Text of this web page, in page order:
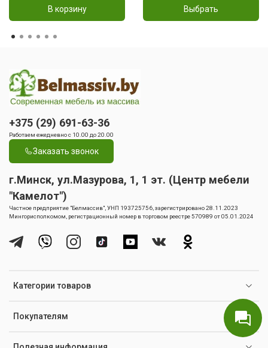
В корзину Выбрать
Категории товаров
Покупателям
+375 (29) 691-63-36
Работаем ежедневно с 10.00 до 20.00
Заказать звонок
г.Минск, ул.Мазурова, 1, 1 эт. (Центр мебели
"Камелот")
Частное предприятие "Белмассив", УНП 193725756, зарегистрировано 28.11.2023
Мингорисполкомом, регистрационный номер в торговом реестре 570989 от 05.01.2024